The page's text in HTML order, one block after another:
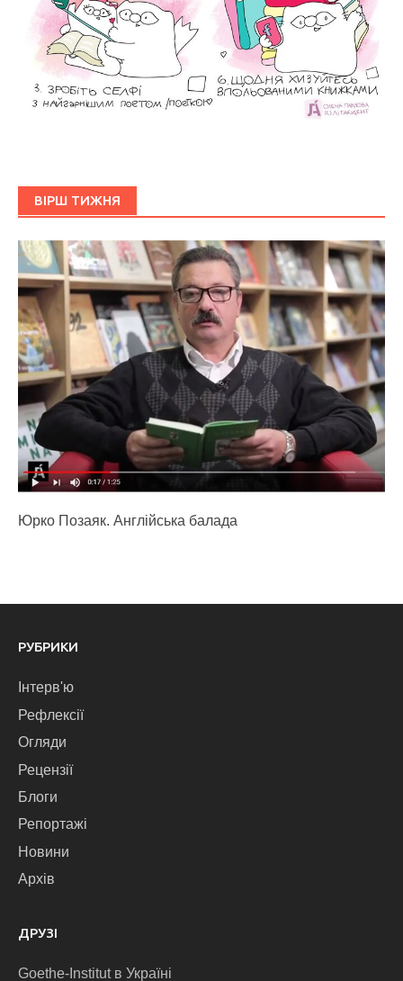
ВІРШ ТИЖНЯ
Юрко Позаяк. Англійська балада
РУБРИКИ
Інтерв'ю
Рефлексії
Огляди
Рецензії
Блоги
Репортажі
Новини
Архів
ДРУЗІ
Goethe-Institut в Україні